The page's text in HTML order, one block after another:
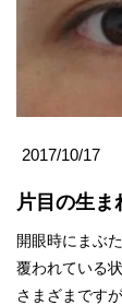
2017/10/17
片目の生
開眼時にまぶ
覆われている
さまざまです